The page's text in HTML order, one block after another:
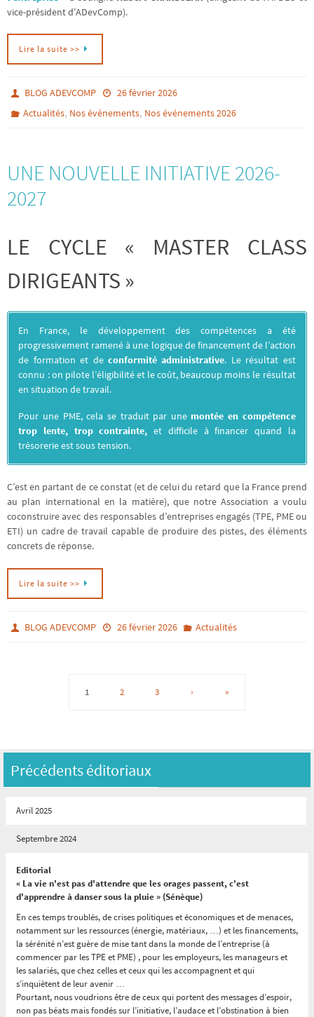
vice-président d’ADevComp).
Lire la suite >>
BLOG ADEVCOMP
26 février 2026
Actualités, Nos événements, Nos événements 2026
UNE NOUVELLE INITIATIVE 2026-
2027
LE CYCLE « MASTER CLASS
DIRIGEANTS »
En France, le développement des compétences a été
progressivement ramené à une logique de financement de l’action
de formation et de conformité administrative. Le résultat est
connu : on pilote l’éligibilité et le coût, beaucoup moins le résultat
en situation de travail.
Pour une PME, cela se traduit par une montée en compétence
trop lente, trop contrainte, et difficile à financer quand la
trésorerie est sous tension.
C’est en partant de ce constat (et de celui du retard que la France prend
au plan international en la matière), que notre Association a voulu
coconstruire avec des responsables d’entreprises engagés (TPE, PME ou
ETI) un cadre de travail capable de produire des pistes, des éléments
concrets de réponse.
Lire la suite >>
BLOG ADEVCOMP 26 février 2026 Actualités
1 2 3 › »
Précédents éditoriaux
Avril 2025
Septembre 2024
Editorial
« La vie n'est pas d'attendre que les orages passent, c'est
d'apprendre à danser sous la pluie » (Sénèque)
En ces temps troublés, de crises politiques et économiques et de menaces,
notamment sur les ressources (énergie, matériaux, …) et les financements,
la sérénité n’est guère de mise tant dans la monde de l’entreprise (à
commencer par les TPE et PME) , pour les employeurs, les manageurs et
les salariés, que chez celles et ceux qui les accompagnent et qui
s’inquiètent de leur avenir …
Pourtant, nous voudrions être de ceux qui portent des messages d’espoir,
non pas béats mais fondés sur l’initiative, l’audace et l’obstination à bien